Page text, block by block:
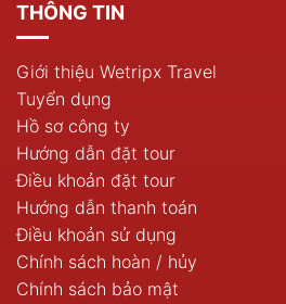
THÔNG TIN
Giới thiệu Wetripx Travel
Tuyển dụng
Hồ sơ công ty
Hướng dẫn đặt tour
Điều khoản đặt tour
Hướng dẫn thanh toán
Điều khoản sử dụng
Chính sách hoàn / hủy
Chính sách bảo mật